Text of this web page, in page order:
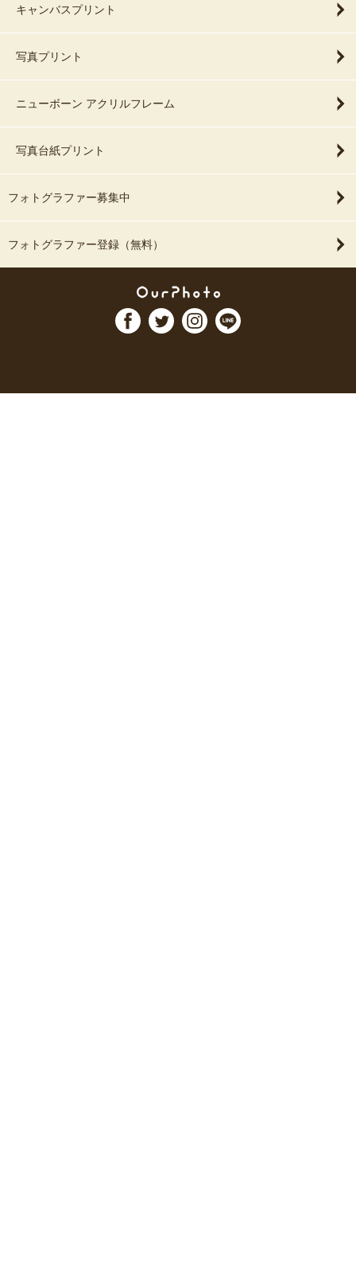
キャンバスプリント
写真プリント
ニューボーン アクリルフレーム
写真台紙プリント
フォトグラファー募集中
フォトグラファー登録（無料）